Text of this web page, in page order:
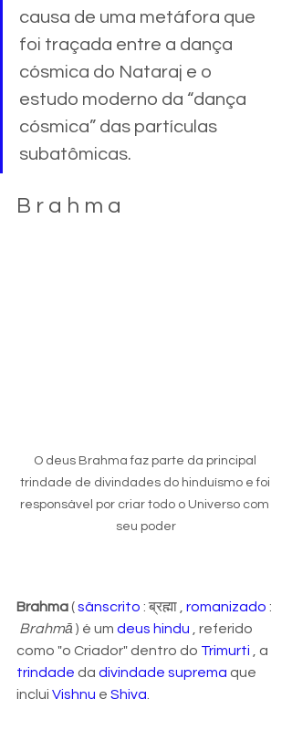
causa de uma metáfora que
foi traçada entre a dança
cósmica do Nataraj e o
estudo moderno da “dança
cósmica” das partículas
subatômicas.
B r a h m a
O deus Brahma faz parte da principal
trindade de divindades do hinduísmo e foi
responsável por criar todo o Universo com
seu poder
Brahma ( sânscrito : ब्रह्मा , romanizado :
Brahmā ) é um deus hindu , referido
como "o Criador" dentro do Trimurti , a
trindade da divindade suprema que
inclui Vishnu e Shiva.